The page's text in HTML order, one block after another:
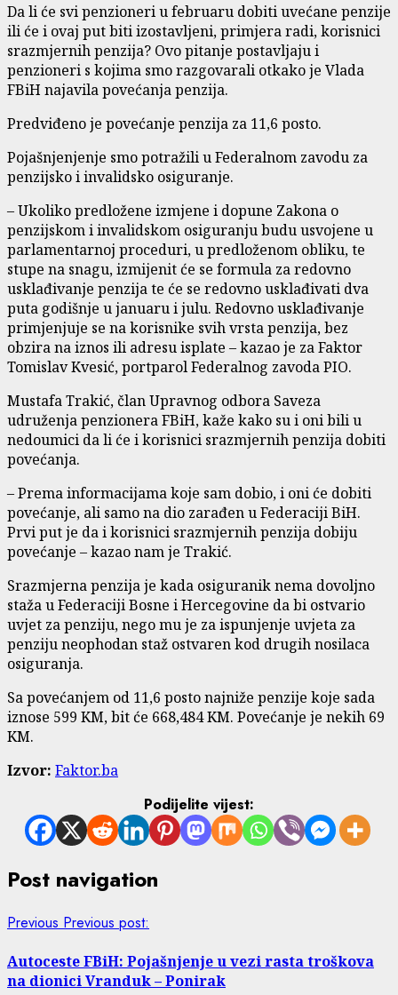
Da li će svi penzioneri u februaru dobiti uvećane penzije
ili će i ovaj put biti izostavljeni, primjera radi, korisnici
srazmjernih penzija? Ovo pitanje postavljaju i
penzioneri s kojima smo razgovarali otkako je Vlada
FBiH najavila povećanja penzija.
Predviđeno je povećanje penzija za 11,6 posto.
Pojašnjenjenje smo potražili u Federalnom zavodu za
penzijsko i invalidsko osiguranje.
– Ukoliko predložene izmjene i dopune Zakona o
penzijskom i invalidskom osiguranju budu usvojene u
parlamentarnoj proceduri, u predloženom obliku, te
stupe na snagu, izmijenit će se formula za redovno
usklađivanje penzija te će se redovno usklađivati dva
puta godišnje u januaru i julu. Redovno usklađivanje
primjenjuje se na korisnike svih vrsta penzija, bez
obzira na iznos ili adresu isplate – kazao je za Faktor
Tomislav Kvesić, portparol Federalnog zavoda PIO.
Mustafa Trakić, član Upravnog odbora Saveza
udruženja penzionera FBiH, kaže kako su i oni bili u
nedoumici da li će i korisnici srazmjernih penzija dobiti
povećanja.
– Prema informacijama koje sam dobio, i oni će dobiti
povećanje, ali samo na dio zarađen u Federaciji BiH.
Prvi put je da i korisnici srazmjernih penzija dobiju
povećanje – kazao nam je Trakić.
Srazmjerna penzija je kada osiguranik nema dovoljno
staža u Federaciji Bosne i Hercegovine da bi ostvario
uvjet za penziju, nego mu je za ispunjenje uvjeta za
penziju neophodan staž ostvaren kod drugih nosilaca
osiguranja.
Sa povećanjem od 11,6 posto najniže penzije koje sada
iznose 599 KM, bit će 668,484 KM. Povećanje je nekih 69
KM.
Izvor: Faktor.ba
Podijelite vijest:
Post navigation
Previous Previous post:
Autoceste FBiH: Pojašnjenje u vezi rasta troškova
na dionici Vranduk – Ponirak